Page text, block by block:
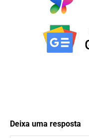
Deixa uma resposta